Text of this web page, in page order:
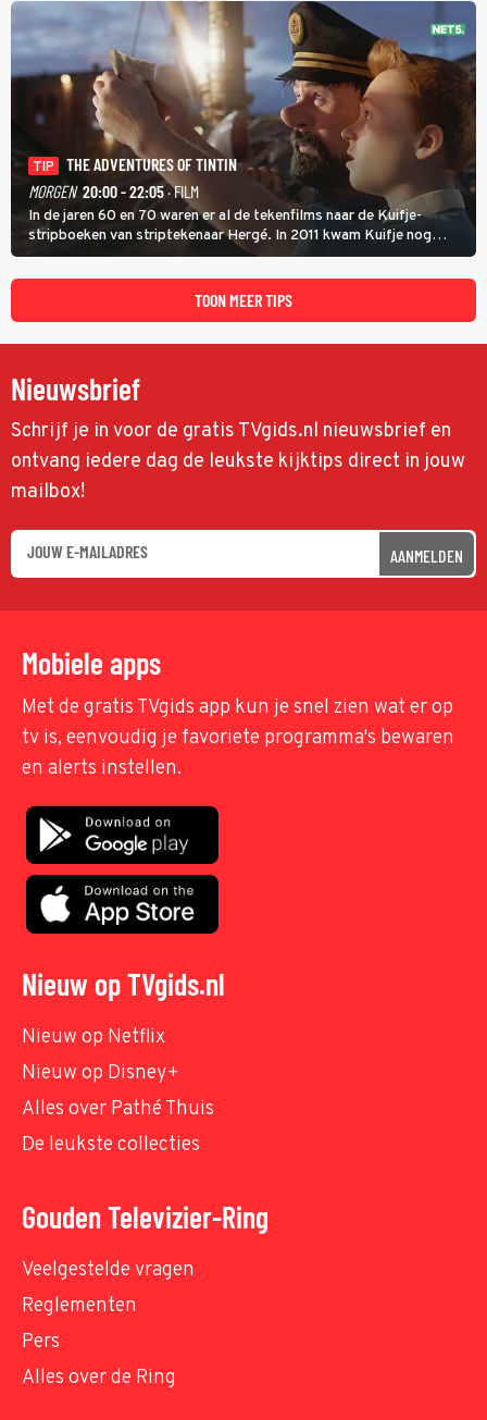
TIP
THE ADVENTURES OF TINTIN
MORGEN 20:00 - 22:05· FILM
In de jaren 60 en 70 waren er al de tekenfilms naar de Kuifje-
stripboeken van striptekenaar Hergé. In 2011 kwam Kuifje nog
meer tot leven in The Adventures of Tintin van Steven Spielberg.
TOON MEER TIPS
Nieuwsbrief
Schrijf je in voor de gratis TVgids.nl nieuwsbrief en
ontvang iedere dag de leukste kijktips direct in jouw
mailbox!
AANMELDEN
Mobiele apps
Met de gratis TVgids app kun je snel zien wat er op
tv is, eenvoudig je favoriete programma's bewaren
en alerts instellen.
Nieuw op TVgids.nl
Nieuw op Netflix
Nieuw op Disney+
Alles over Pathé Thuis
De leukste collecties
Gouden Televizier-Ring
Veelgestelde vragen
Reglementen
Pers
Alles over de Ring